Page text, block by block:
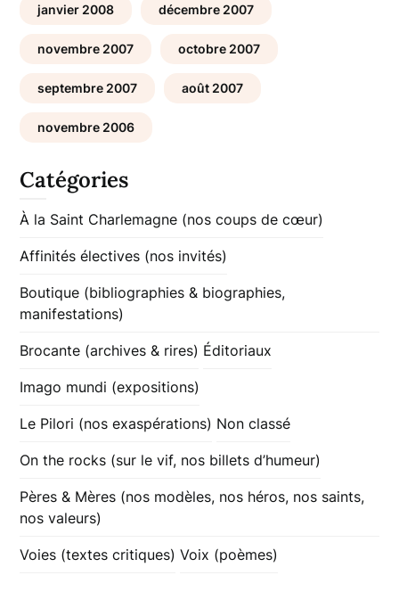
janvier 2008 décembre 2007
novembre 2007 octobre 2007
septembre 2007 août 2007
novembre 2006
Catégories
À la Saint Charlemagne (nos coups de cœur)
Affinités électives (nos invités)
Boutique (bibliographies & biographies,
manifestations)
Brocante (archives & rires) Éditoriaux
Imago mundi (expositions)
Le Pilori (nos exaspérations) Non classé
On the rocks (sur le vif, nos billets d’humeur)
Pères & Mères (nos modèles, nos héros, nos saints,
nos valeurs)
Voies (textes critiques) Voix (poèmes)